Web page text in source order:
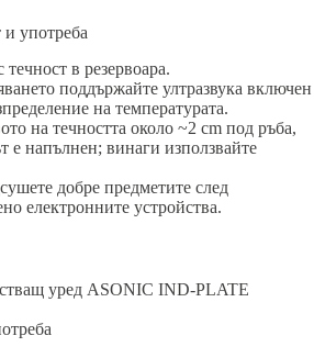
и употреба
в резервоара.
поддържайте ултразвука включен
на температурата.
на течността около ~2 cm под ръба,
е напълнен; винаги използвайте
добре предметите след
електронните устройства.
уред ASONIC IND-PLATE